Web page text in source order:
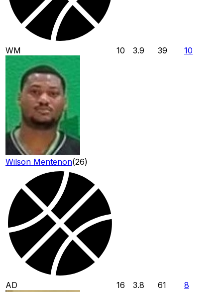
WM
Wilson Mentenon(26)
10 3.9 39 10
AD 16 3.8 61 8